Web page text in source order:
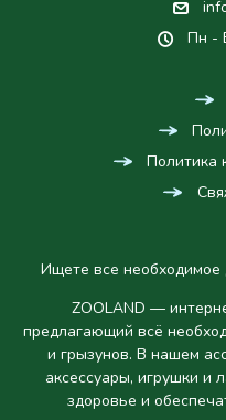
Пн -
Политика
Ищете все необходимое
ZOOLAND —
предлагающий всё
и грызунов. В нашем
аксессуары, игрушки и
здоровье и